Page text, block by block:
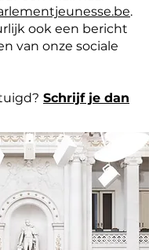
.
ook een bericht
van onze sociale
Schrijf je dan